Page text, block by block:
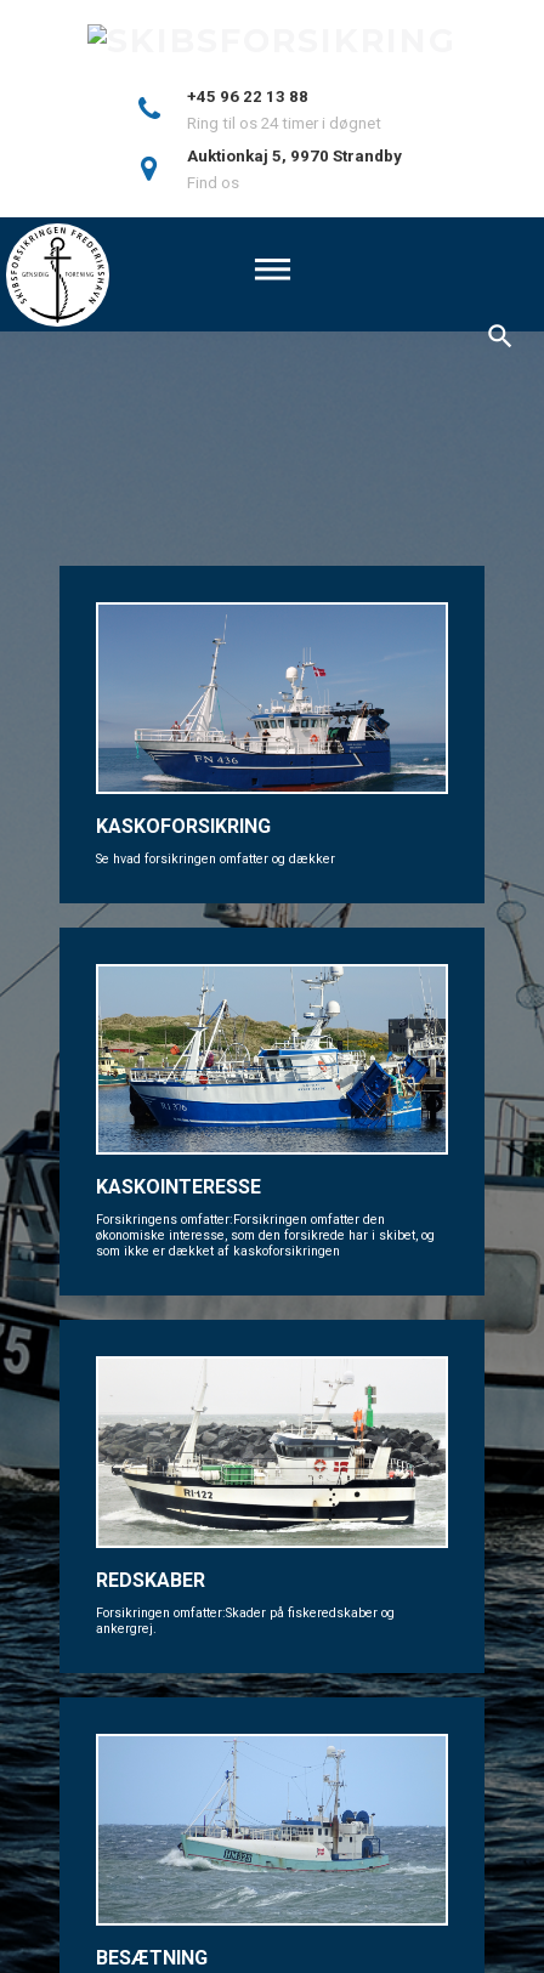
o
n
+45 96 22 13 88
Ring til os 24 timer i døgnet
Auktionkaj 5, 9970 Strandby
Find os
KASKOFORSIKRING
Se hvad forsikringen omfatter og dækker
KASKOINTERESSE
Forsikringens omfatter:Forsikringen omfatter den
økonomiske interesse, som den forsikrede har i skibet, og
som ikke er dækket af kaskoforsikringen
REDSKABER
Forsikringen omfatter:Skader på fiskeredskaber og
ankergrej.
BESÆTNING